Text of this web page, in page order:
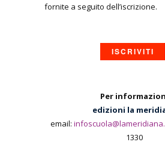
fornite a seguito dell’iscrizione.
ISCRIVITI
Per
edizioni la
email:
1330